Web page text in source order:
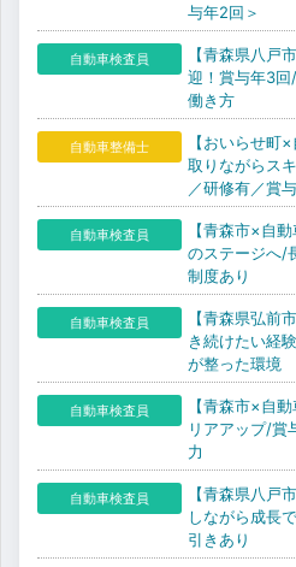
与年2回＞
自動車検査員
【青森県八戸
迎！賞与年3
働き方
自動車整備士
【おいらせ町
取りながらス
／研修有／賞
自動車検査員
【青森市×自
のステージへ/
制度あり
自動車検査員
【青森県弘前
き続けたい経
が整った環境
自動車検査員
【青森市×自
リアアップ/賞
力
自動車検査員
【青森県八戸
しながら成長
引きあり